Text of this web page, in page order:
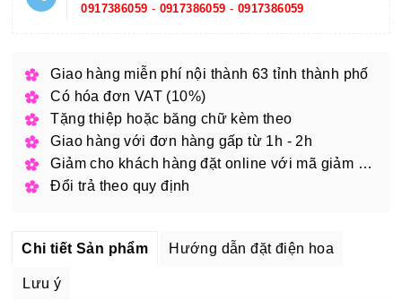
0917386059 - 0917386059 - 0917386059
Giao hàng miễn phí nội thành 63 tỉnh thành phố
Có hóa đơn VAT (10%)
Tặng thiệp hoặc băng chữ kèm theo
Giao hàng với đơn hàng gấp từ 1h - 2h
Giảm cho khách hàng đặt online với mã giảm giá
Đổi trả theo quy định
Chi tiết Sản phẩm Hướng dẫn đặt điện hoa
Lưu ý